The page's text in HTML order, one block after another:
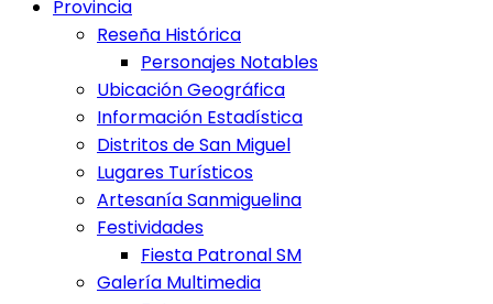
Provincia
Reseña Histórica
Personajes Notables
Ubicación Geográfica
Información Estadística
Distritos de San Miguel
Lugares Turísticos
Artesanía Sanmiguelina
Festividades
Fiesta Patronal SM
Galería Multimedia